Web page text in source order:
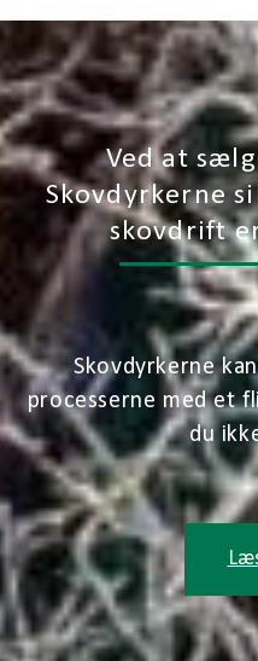
Ved at
Skovdyrkerne
skovdrift
Skovdyrkerne
processerne med et
du